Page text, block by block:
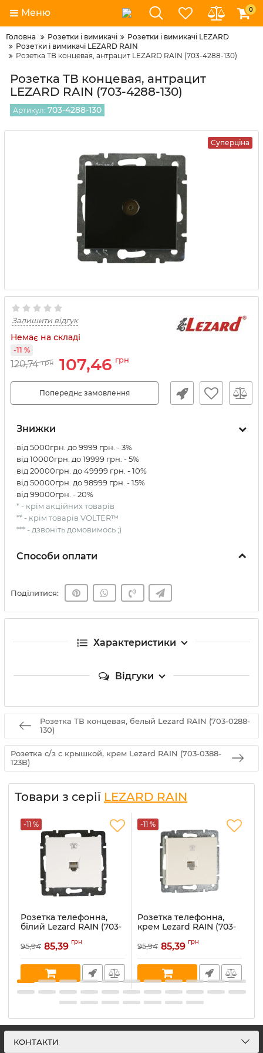
Меню 0
Головна Розетки і вимикачі
Розетки і вимикачі LEZARD
Розетки і вимикачі LEZARD RAIN
Розетка ТВ концевая, антрацит LEZARD RAIN (703-4288-130)
Розетка ТВ концевая, антрацит
LEZARD RAIN (703-4288-130)
Артикул: 703-4288-130
Суперціна
Залишити відгук
Немає на складі
120,74 грн 107,46 грн
-11 %
Попереднє замовлення
Знижки
від 5000грн. до 9999 грн. - 3%
від 10000грн. до 19999 грн. - 5%
від 20000грн. до 49999 грн. - 10%
від 50000грн. до 98999 грн. - 15%
від 99000грн. - 20%
* - крім акційних товарів
** - крім товарів VOLTER™
*** - дзвоніть домовимось ;)
Способи оплати
Поділитися:
Характеристики
Відгуки
Розетка ТВ концевая, белый Lezard RAIN (703-0288-
130)
Розетка с/з с крышкой, крем Lezard RAIN (703-0388-
123B)
Товари з серії LEZARD RAIN
-11 %
Розетка телефонна,
білий Lezard RAIN (703-
Артикул:703-0288-137
В наявності:2
95,94 85,39 грн
-11 %
Розетка телефонна,
крем Lezard RAIN (703-
Артикул:703-0388-137
В наявності:3
95,94 85,39 грн
КОНТАКТИ